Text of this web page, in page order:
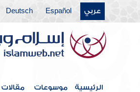
عربي Español
Deutsch
الرئيسية موسوعات مقالات